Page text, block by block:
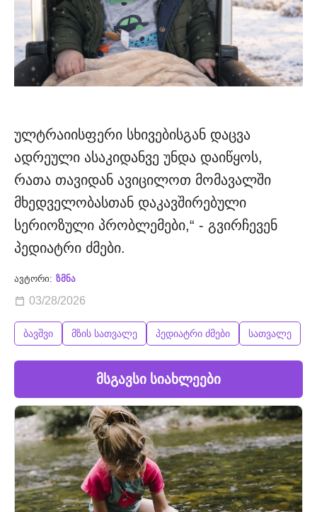
ულტრაიისფერი სხივებისგან დაცვა
ადრეული ასაკიდანვე უნდა დაიწყოს,
რათა თავიდან ავიცილოთ მომავალში
მხედველობასთან დაკავშირებული
სერიოზული პრობლემები,“ - გვირჩევენ
პედიატრი ძმები.
ავტორი: ზმნა
03/28/2026
ბავშვი მზის სათვალე პედიატრი ძმები სათვალე
მსგავსი სიახლეები